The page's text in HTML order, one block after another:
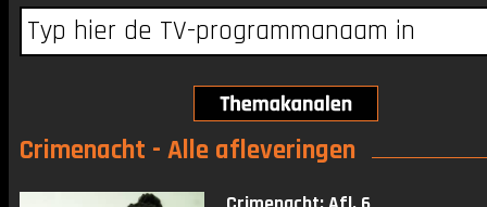
Crimenacht - Alle afleveringen